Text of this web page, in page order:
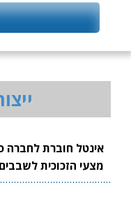
אינטל חוברת לחברה
מצעי הזכוכית לשבבים